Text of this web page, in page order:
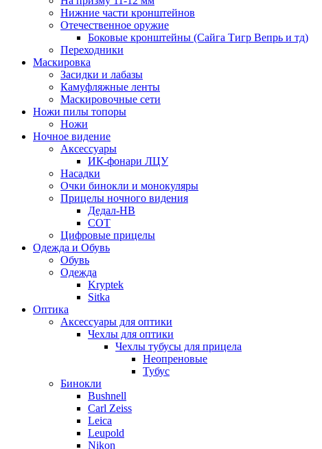
Нижние части кронштейнов
Отечественное оружие
Боковые кронштейны (Сайга Тигр Вепрь и тд)
Переходники
Маскировка
Засидки и лабазы
Камуфляжные ленты
Маскировочные сети
Ножи пилы топоры
Ножи
Ночное видение
Аксессуары
ИК-фонари ЛЦУ
Насадки
Очки бинокли и монокуляры
Прицелы ночного видения
Дедал-НВ
СОТ
Цифровые прицелы
Одежда и Обувь
Обувь
Одежда
Kryptek
Sitka
Оптика
Аксессуары для оптики
Чехлы для оптики
Чехлы тубусы для прицела
Неопреновые
Тубус
Бинокли
Bushnell
Carl Zeiss
Leica
Leupold
Nikon